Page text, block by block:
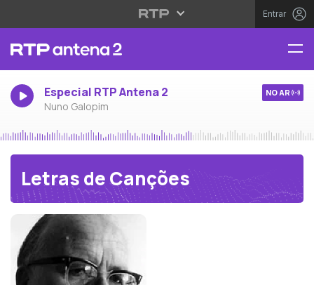
Entrar
Especial RTP Antena 2
Nuno Galopim
NO AR
Letras de Canções